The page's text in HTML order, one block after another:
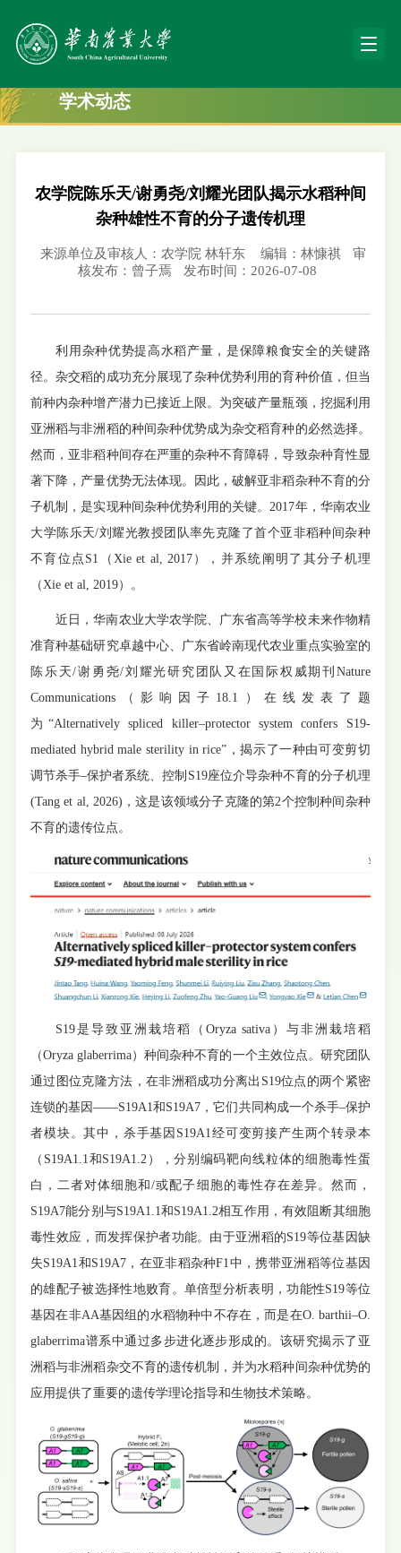
学术动态
农学院陈乐天/谢勇尧/刘耀光团队揭示水稻种间
杂种雄性不育的分子遗传机理
来源单位及审核人：农学院 林轩东 编辑：林慷祺
审
核发布：曾子焉
发布时间：2026-07-08
利用杂种优势提高水稻产量，是保障粮食安全的关键路
径。杂交稻的成功充分展现了杂种优势利用的育种价值，但当
前种内杂种增产潜力已接近上限。为突破产量瓶颈，挖掘利用
亚洲稻与非洲稻的种间杂种优势成为杂交稻育种的必然选择。
然而，亚非稻种间存在严重的杂种不育障碍，导致杂种育性显
著下降，产量优势无法体现。因此，破解亚非稻杂种不育的分
子机制，是实现种间杂种优势利用的关键。2017年，华南农业
大学陈乐天/刘耀光教授团队率先克隆了首个亚非稻种间杂种
不育位点S1（Xie et al, 2017），并系统阐明了其分子机理
（Xie et al, 2019）。
近日，华南农业大学农学院、广东省高等学校未来作物精
准育种基础研究卓越中心、广东省岭南现代农业重点实验室的
陈乐天/谢勇尧/刘耀光研究团队又在国际权威期刊Nature
Communications（影响因子18.1）在线发表了题
为“Alternatively spliced killer–protector system confers S19-
mediated hybrid male sterility in rice”，揭示了一种由可变剪切
调节杀手–保护者系统、控制S19座位介导杂种不育的分子机理
(Tang et al, 2026)，这是该领域分子克隆的第2个控制种间杂种
不育的遗传位点。
S19是导致亚洲栽培稻（Oryza sativa）与非洲栽培稻
（Oryza glaberrima）种间杂种不育的一个主效位点。研究团队
通过图位克隆方法，在非洲稻成功分离出S19位点的两个紧密
连锁的基因——S19A1和S19A7，它们共同构成一个杀手–保护
者模块。其中，杀手基因S19A1经可变剪接产生两个转录本
（S19A1.1和S19A1.2），分别编码靶向线粒体的细胞毒性蛋
白，二者对体细胞和/或配子细胞的毒性存在差异。然而，
S19A7能分别与S19A1.1和S19A1.2相互作用，有效阻断其细胞
毒性效应，而发挥保护者功能。由于亚洲稻的S19等位基因缺
失S19A1和S19A7，在亚非稻杂种F1中，携带亚洲稻等位基因
的雄配子被选择性地败育。单倍型分析表明，功能性S19等位
基因在非AA基因组的水稻物种中不存在，而是在O. barthii–O.
glaberrima谱系中通过多步进化逐步形成的。该研究揭示了亚
洲稻与非洲稻杂交不育的遗传机制，并为水稻种间杂种优势的
应用提供了重要的遗传学理论指导和生物技术策略。